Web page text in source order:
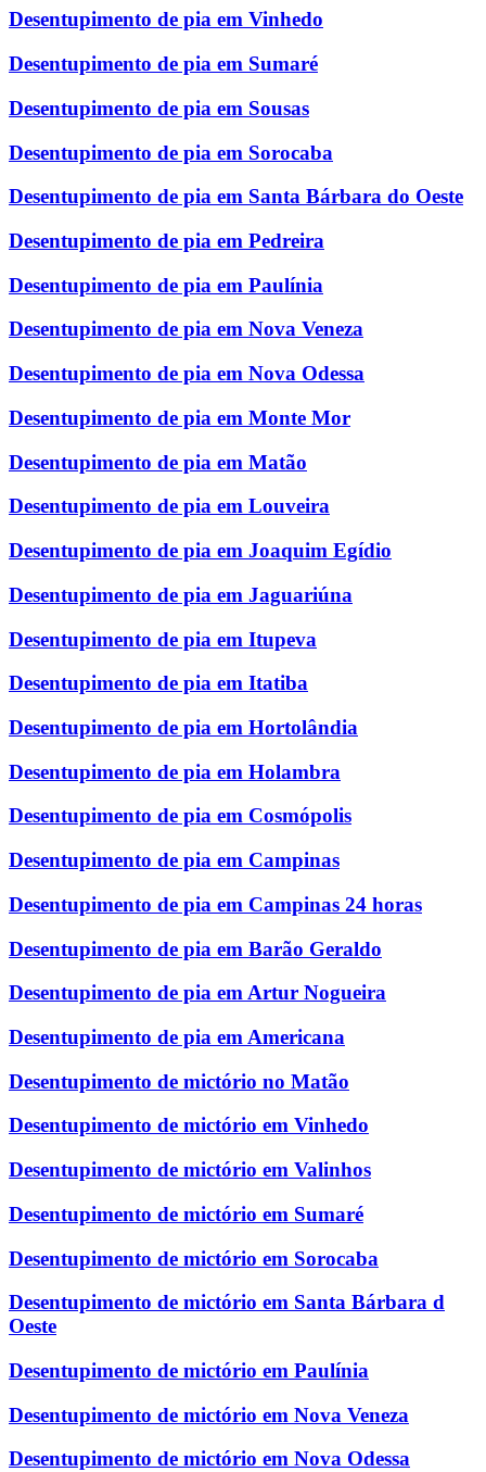
Desentupimento de pia em Vinhedo
Desentupimento de pia em Sumaré
Desentupimento de pia em Sousas
Desentupimento de pia em Sorocaba
Desentupimento de pia em Santa Bárbara do Oeste
Desentupimento de pia em Pedreira
Desentupimento de pia em Paulínia
Desentupimento de pia em Nova Veneza
Desentupimento de pia em Nova Odessa
Desentupimento de pia em Monte Mor
Desentupimento de pia em Matão
Desentupimento de pia em Louveira
Desentupimento de pia em Joaquim Egídio
Desentupimento de pia em Jaguariúna
Desentupimento de pia em Itupeva
Desentupimento de pia em Itatiba
Desentupimento de pia em Hortolândia
Desentupimento de pia em Holambra
Desentupimento de pia em Cosmópolis
Desentupimento de pia em Campinas
Desentupimento de pia em Campinas 24 horas
Desentupimento de pia em Barão Geraldo
Desentupimento de pia em Artur Nogueira
Desentupimento de pia em Americana
Desentupimento de mictório no Matão
Desentupimento de mictório em Vinhedo
Desentupimento de mictório em Valinhos
Desentupimento de mictório em Sumaré
Desentupimento de mictório em Sorocaba
Desentupimento de mictório em Santa Bárbara d
Oeste
Desentupimento de mictório em Paulínia
Desentupimento de mictório em Nova Veneza
Desentupimento de mictório em Nova Odessa